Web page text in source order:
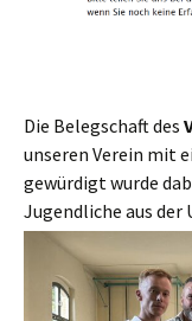
Die Belegschaft des
unseren Vere­in mit
gewürdigt wurde
Jugendliche aus der